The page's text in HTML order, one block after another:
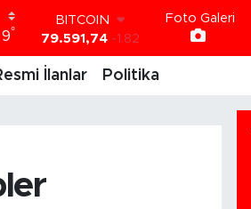
9°
DOLAR
45,43620 0.02
6862,09000
Foto Galeri
İlanlar Politika